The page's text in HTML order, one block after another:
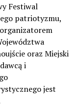
Festiwal
patriotyzmu,
oraz Miejski
i
jest